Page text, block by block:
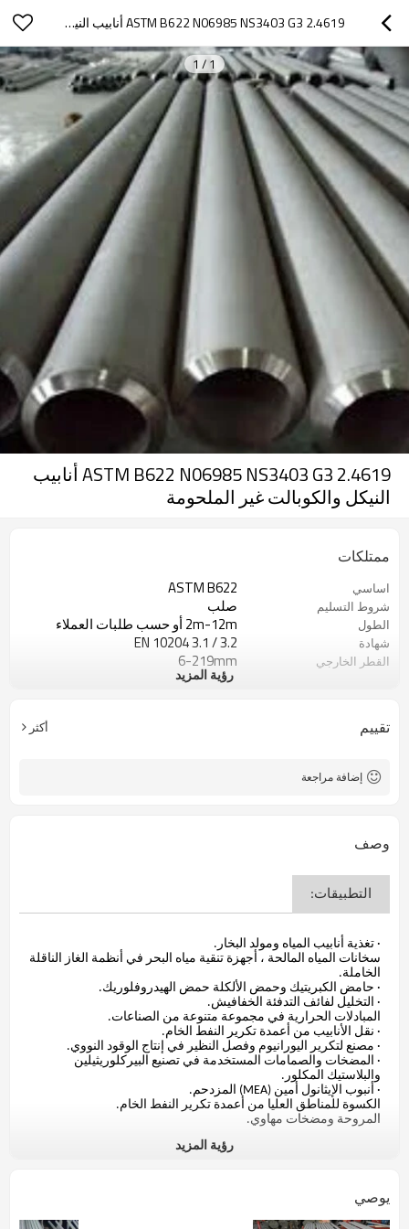
ASTM B622 N06985 NS3403 G3 2.4619 أنابيب النيكل والكوبالت غير الملحومة
1
/
1
ASTM B622 N06985 NS3403 G3 2.4619 أنابيب
النيكل والكوبالت غير الملحومة
ممتلكات
اساسي ASTM B622
شروط التسليم صلب
الطول 2m-12m أو حسب طلبات العملاء
شهادة EN 10204 3.1 / 3.2
القطر الخارجي 6-219mm
1.0-12.7mm
رؤية المزيد
تقييم أكثر
إضافة مراجعة
وصف
التطبيقات:
· تغذية أنابيب المياه ومولد البخار.
سخانات المياه المالحة ، أجهزة تنقية مياه البحر في أنظمة الغاز الناقلة
الخاملة.
· حامض الكبريتيك وحمض الألكلة حمض الهيدروفلوريك.
· التخليل لفائف التدفئة الخفافيش.
المبادلات الحرارية في مجموعة متنوعة من الصناعات.
· نقل الأنابيب من أعمدة تكرير النفط الخام.
· مصنع لتكرير اليورانيوم وفصل النظير في إنتاج الوقود النووي.
· المضخات والصمامات المستخدمة في تصنيع البيركلوريثيلين
والبلاستيك المكلور.
· أنبوب الإيثانول أمين (MEA) المزدحم.
الكسوة للمناطق العليا من أعمدة تكرير النفط الخام.
المروحة ومضخات مهاوي.
القياسية: ASTM B622 سلس سبائك النيكل والنيكل والكوبالت وأنبوب
رؤية المزيد
يوصي